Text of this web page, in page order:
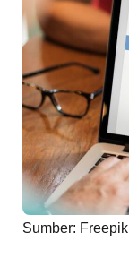
Sumber: Freepik